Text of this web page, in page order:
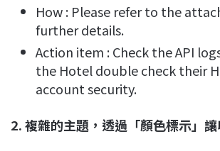
How : Please refer to the
further details.
Action item : Check the API
the Hotel double check their
account security.
2. 複雜的主題，透過「顏色標示」